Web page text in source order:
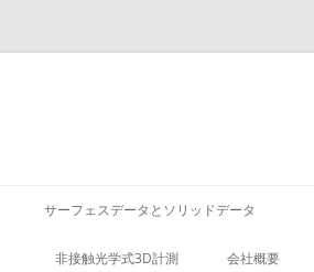
サーフェスデータとソリッドデータ
非接触光学式3D計測 会社概要